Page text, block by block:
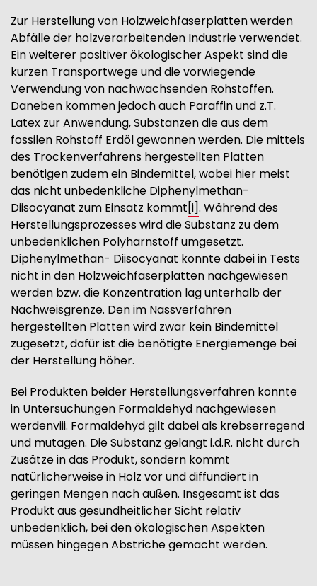
Zur Herstellung von Holzweichfaserplatten werden
Abfälle der holzverarbeitenden Industrie verwendet.
Ein weiterer positiver ökologischer Aspekt sind die
kurzen Transportwege und die vorwiegende
Verwendung von nachwachsenden Rohstoffen.
Daneben kommen jedoch auch Paraffin und z.T.
Latex zur Anwendung, Substanzen die aus dem
fossilen Rohstoff Erdöl gewonnen werden. Die mittels
des Trockenverfahrens hergestellten Platten
benötigen zudem ein Bindemittel, wobei hier meist
das nicht unbedenkliche Diphenylmethan-
Diisocyanat zum Einsatz kommt[i]. Während des
Herstellungsprozesses wird die Substanz zu dem
unbedenklichen Polyharnstoff umgesetzt.
Diphenylmethan- Diisocyanat konnte dabei in Tests
nicht in den Holzweichfaserplatten nachgewiesen
werden bzw. die Konzentration lag unterhalb der
Nachweisgrenze. Den im Nassverfahren
hergestellten Platten wird zwar kein Bindemittel
zugesetzt, dafür ist die benötigte Energiemenge bei
der Herstellung höher.
Bei Produkten beider Herstellungsverfahren konnte
in Untersuchungen Formaldehyd nachgewiesen
werdenviii. Formaldehyd gilt dabei als krebserregend
und mutagen. Die Substanz gelangt i.d.R. nicht durch
Zusätze in das Produkt, sondern kommt
natürlicherweise in Holz vor und diffundiert in
geringen Mengen nach außen. Insgesamt ist das
Produkt aus gesundheitlicher Sicht relativ
unbedenklich, bei den ökologischen Aspekten
müssen hingegen Abstriche gemacht werden.